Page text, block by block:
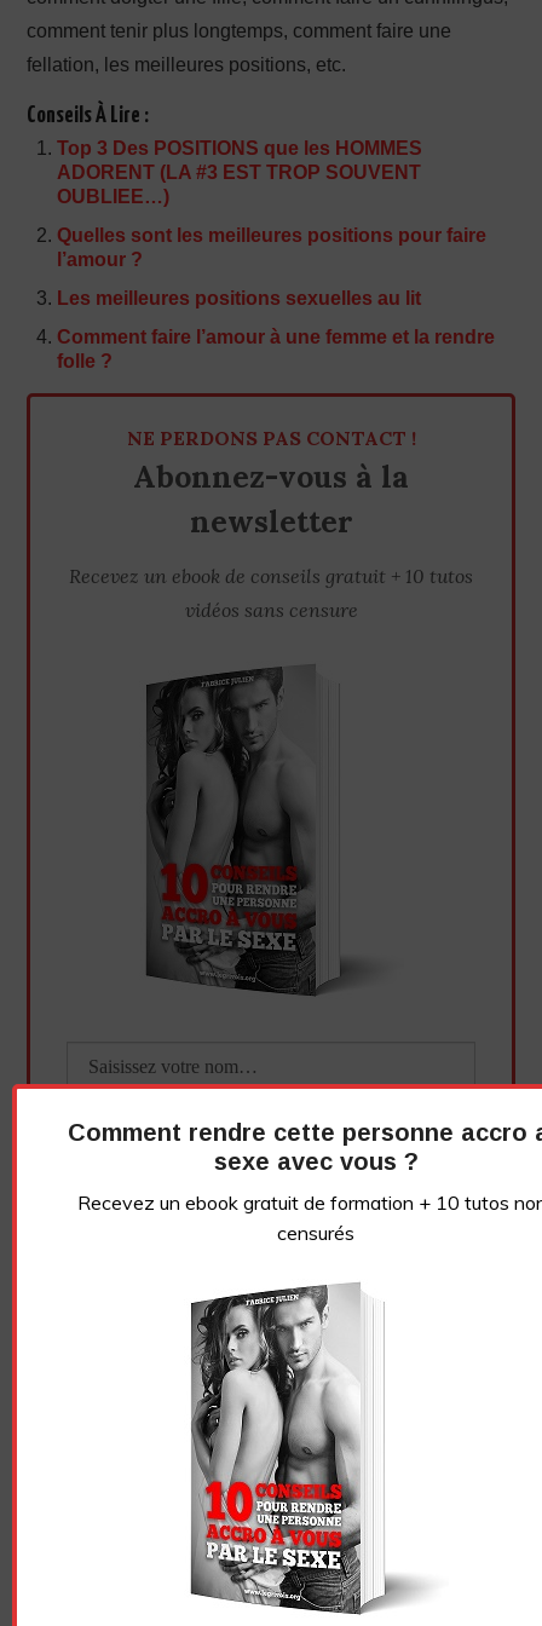
comment tenir plus longtemps, comment faire une
fellation, les meilleures positions, etc.
Conseils À Lire :
Top 3 Des POSITIONS que les HOMMES
ADORENT (LA #3 EST TROP SOUVENT
OUBLIEE…)
Quelles sont les meilleures positions pour faire
l’amour ?
Les meilleures positions sexuelles au lit
Comment faire l’amour à une femme et la rendre
folle ?
NE PERDONS PAS CONTACT !
Abonnez-vous à la
newsletter
Recevez un ebook de conseils gratuit + 10 tutos
vidéos sans censure
Essayez. Vous pouvez vous désinscrire à tout moment.
LE GRIVOIS
POURQUOI 80% DES
POURQUOI VOUS DEVRIEZ
LE BRANLER PENDANT LA
Comment rendre cette personne accro
sexe avec vous ?
Recevez un ebook gratuit de formation + 10 tutos
censurés